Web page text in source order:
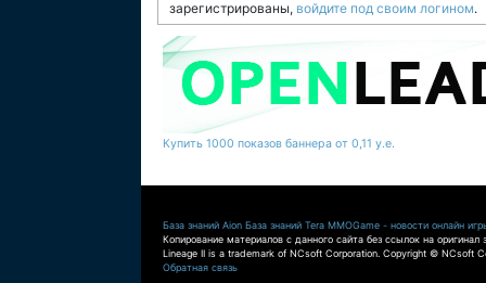
зарегистрированы, войдите под своим логином.
Купить 1000 показов баннера от 0,11 у.е.
База знаний Aion База знаний Tera MMOGame - новости онлайн
Копирование материалов с данного сайта без ссылок на оригинал
Lineage II is a trademark of NCsoft Corporation. Copyright © NCsoft
Обратная связь